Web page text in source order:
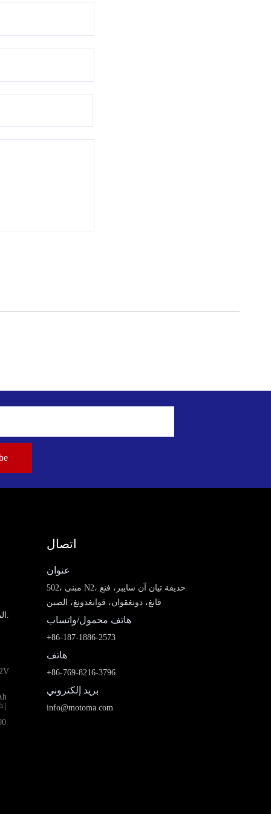
اتصال
عنوان
502، مبنى N2، حديقة تيان آن سايبر، فنغ
قانغ، دونغقوان، قوانغدونغ، الصين
هاتف محمول/واتساب
+86-187-1886-2573
هاتف
+86-769-8216-3796
بريد إلكتروني
info@motoma.com